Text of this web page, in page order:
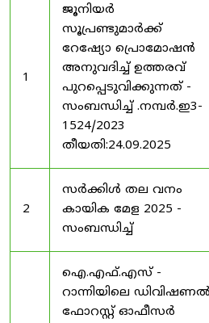
1
ജൂനിയർ
സൂപ്രണ്ടുമാർക്ക്
റേഷ്യോ പ്രൊമോഷൻ
അനുവദിച്ച് ഉത്തരവ്
പുറപ്പെടുവിക്കുന്നത് -
സംബന്ധിച്ച് .നമ്പർ.ഇ3-
1524/2023
തീയതി:24.09.2025
2
സർക്കിൾ തല വനം
കായിക മേള 2025 -
സംബന്ധിച്ച്
ഐ.എഫ്.എസ് -
റാന്നിയിലെ ഡിവിഷണൽ
ഫോറസ്റ്റ് ഓഫീസർ